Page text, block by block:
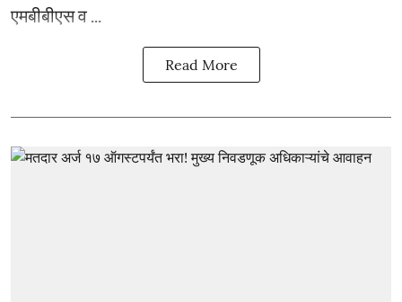
एमबीबीएस व ...
Read More